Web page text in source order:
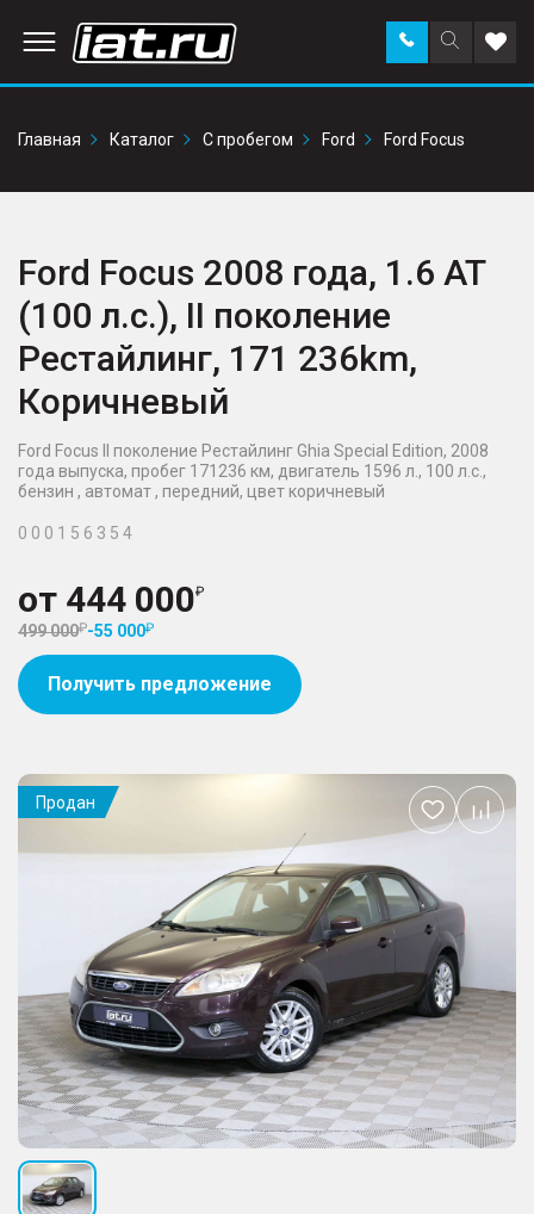
Поиск
по
Заказать
звонок в
Главная
Каталог С пробегом Ford Ford Focus
Ford Focus 2008 года, 1.6 AT
(100 л.с.), II поколение
Рестайлинг, 171 236km,
Коричневый
Ford Focus II поколение Рестайлинг Ghia Special Edition, 2008
года выпуска, пробег 171236 км, двигатель 1596 л., 100 л.с.,
бензин , автомат , передний, цвет коричневый
0 0 0 1 5 6 3 5 4
от 444 000
499 000 -55 000
Получить предложение
Продан
Добавить
в